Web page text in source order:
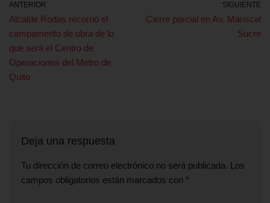
ANTERIOR
Alcalde Rodas recorrió el
campamento de obra de lo
que será el Centro de
Operaciones del Metro de
Quito
SIGUIENTE
Cierre parcial en Av. Mariscal
Sucre
Deja una respuesta
Tu dirección de correo electrónico no será publicada. Los
campos obligatorios están marcados con *